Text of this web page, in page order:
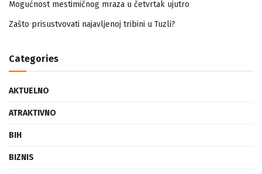
Mogućnost mestimičnog mraza u četvrtak ujutro
Zašto prisustvovati najavljenoj tribini u Tuzli?
Categories
AKTUELNO
ATRAKTIVNO
BIH
BIZNIS